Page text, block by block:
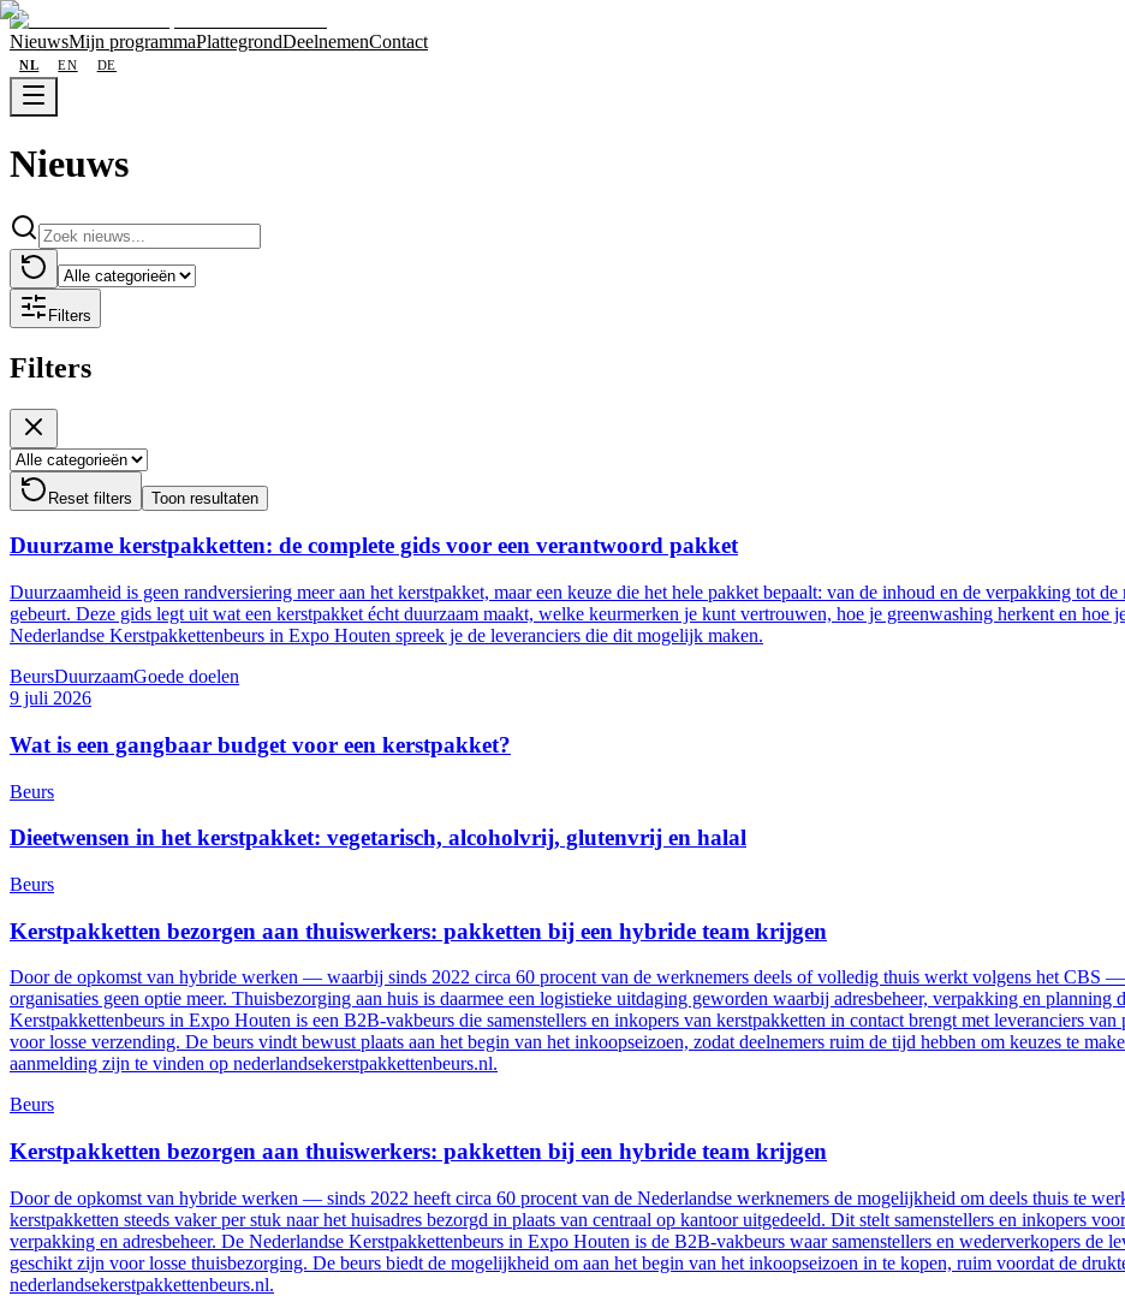
NieuwsMijn programmaPlattegrondDeelnemenContact
NL EN DE
Nieuws
Filters
Filters
Reset filters Toon resultaten
Duurzame kerstpakketten: de complete gids voor een verantwoord pakket
Duurzaamheid is geen randversiering meer aan het kerstpakket, maar een keuze die het hele pakket bepaalt: van de inhoud en de verpakking tot
gebeurt. Deze gids legt uit wat een kerstpakket écht duurzaam maakt, welke keurmerken je kunt vertrouwen, hoe je greenwashing herkent en hoe
Nederlandse Kerstpakkettenbeurs in Expo Houten spreek je de leveranciers die dit mogelijk maken.
BeursDuurzaamGoede doelen
9 juli 2026
Wat is een gangbaar budget voor een kerstpakket?
Beurs
Dieetwensen in het kerstpakket: vegetarisch, alcoholvrij, glutenvrij en halal
Beurs
Kerstpakketten bezorgen aan thuiswerkers: pakketten bij een hybride team krijgen
Door de opkomst van hybride werken — waarbij sinds 2022 circa 60 procent van de werknemers deels of volledig thuis werkt volgens het CBS
organisaties geen optie meer. Thuisbezorging aan huis is daarmee een logistieke uitdaging geworden waarbij adresbeheer, verpakking en
Kerstpakkettenbeurs in Expo Houten is een B2B-vakbeurs die samenstellers en inkopers van kerstpakketten in contact brengt met leveranciers
voor losse verzending. De beurs vindt bewust plaats aan het begin van het inkoopseizoen, zodat deelnemers ruim de tijd hebben om keuzes te
aanmelding zijn te vinden op nederlandsekerstpakkettenbeurs.nl.
Beurs
Kerstpakketten bezorgen aan thuiswerkers: pakketten bij een hybride team krijgen
Door de opkomst van hybride werken — sinds 2022 heeft circa 60 procent van de Nederlandse werknemers de mogelijkheid om deels thuis te
kerstpakketten steeds vaker per stuk naar het huisadres bezorgd in plaats van centraal op kantoor uitgedeeld. Dit stelt samenstellers en inkopers
verpakking en adresbeheer. De Nederlandse Kerstpakkettenbeurs in Expo Houten is de B2B-vakbeurs waar samenstellers en wederverkopers de
geschikt zijn voor losse thuisbezorging. De beurs biedt de mogelijkheid om aan het begin van het inkoopseizoen in te kopen, ruim voordat de
nederlandsekerstpakkettenbeurs.nl.